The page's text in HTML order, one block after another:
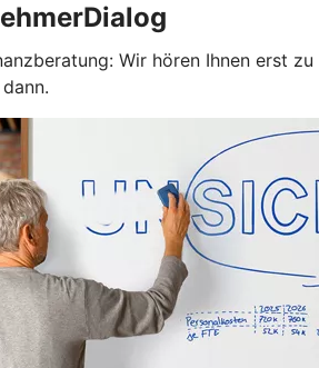
Wir hören Ihnen erst zu